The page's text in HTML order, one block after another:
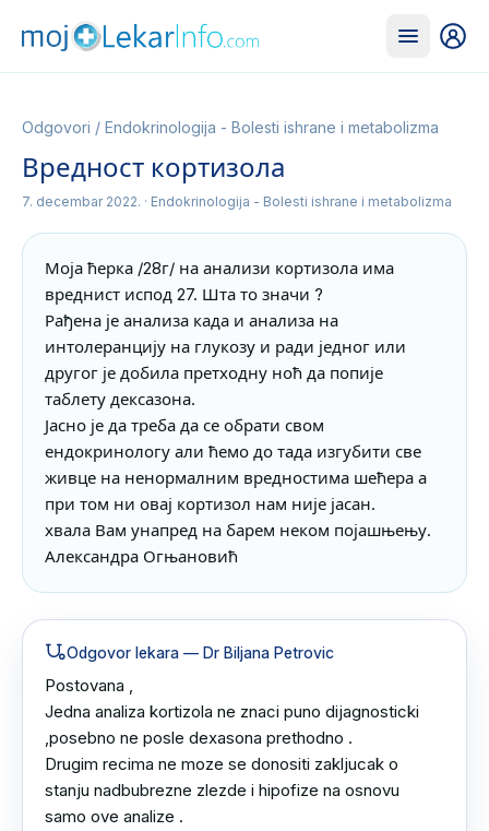
Odgovori / Endokrinologija - Bolesti ishrane i metabolizma
Вредност кортизола
7. decembar 2022. · Endokrinologija - Bolesti ishrane i metabolizma
Моја ћерка /28г/ на анализи кортизола има
вреднист испод 27. Шта то значи ?
Рађена је анализа када и анализа на
интолеранцију на глукозу и ради једног или
другог је добила претходну ноћ да попије
таблету дексазона.
Јасно је да треба да се обрати свом
ендокринологу али ћемо до тада изгубити све
живце на ненормалним вредностима шећера а
при том ни овај кортизол нам није јасан.
хвала Вам унапред на барем неком појашњењу.
Александра Огњановић
Odgovor lekara — Dr Biljana Petrovic
Postovana ,
Jedna analiza kortizola ne znaci puno dijagnosticki
,posebno ne posle dexasona prethodno .
Drugim recima ne moze se donositi zakljucak o
stanju nadbubrezne zlezde i hipofize na osnovu
samo ove analize .